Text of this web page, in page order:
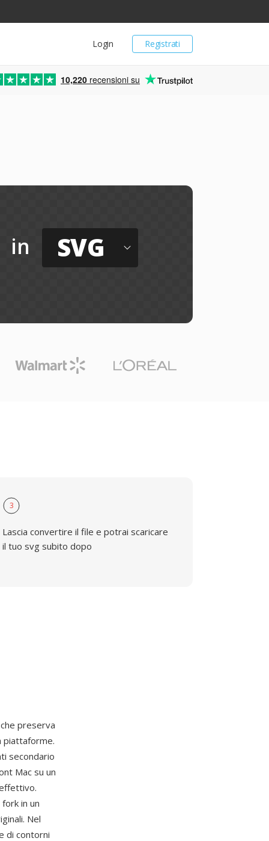
Registrati
Login
10,220 recensioni su
in SVG
3
Lascia convertire il file e potrai scaricare
il tuo svg subito dopo
preserva
piattaforme.
secondario
Mac su un
in un
Nel
di contorni